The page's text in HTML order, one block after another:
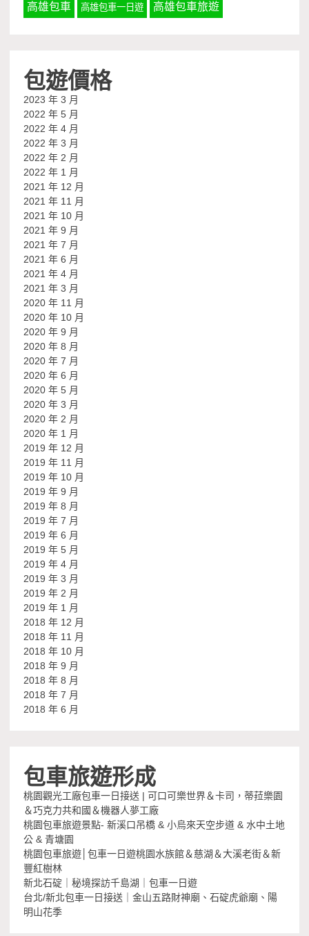
高雄包車 高雄包車一日遊 高雄包車旅遊
包遊價格
2023 年 3 月
2022 年 5 月
2022 年 4 月
2022 年 3 月
2022 年 2 月
2022 年 1 月
2021 年 12 月
2021 年 11 月
2021 年 10 月
2021 年 9 月
2021 年 7 月
2021 年 6 月
2021 年 4 月
2021 年 3 月
2020 年 11 月
2020 年 10 月
2020 年 9 月
2020 年 8 月
2020 年 7 月
2020 年 6 月
2020 年 5 月
2020 年 3 月
2020 年 2 月
2020 年 1 月
2019 年 12 月
2019 年 11 月
2019 年 10 月
2019 年 9 月
2019 年 8 月
2019 年 7 月
2019 年 6 月
2019 年 5 月
2019 年 4 月
2019 年 3 月
2019 年 2 月
2019 年 1 月
2018 年 12 月
2018 年 11 月
2018 年 10 月
2018 年 9 月
2018 年 8 月
2018 年 7 月
2018 年 6 月
包車旅遊形成
桃園觀光工廠包車一日接送 | 可口可樂世界＆卡司，蒂菈樂園
＆巧克力共和國＆機器人夢工廠
桃園包車旅遊景點- 新溪口吊橋 & 小烏來天空步道 & 水中土地
公 & 青塘園
桃園包車旅遊│包車一日遊桃園水族館＆慈湖＆大溪老街＆新
豐紅樹林
新北石碇｜秘境探訪千島湖｜包車一日遊
台北/新北包車一日接送｜金山五路財神廟、石碇虎爺廟、陽
明山花季